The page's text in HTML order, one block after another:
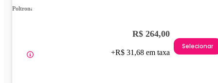
Poltrona
R$ 264,00
+R$ 31,68 em taxa
Selecionar